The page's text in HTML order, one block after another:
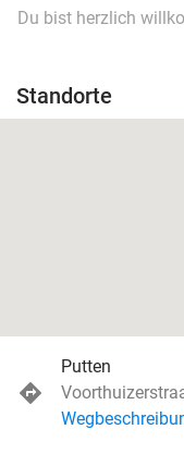
Du bist herzlich
Standorte
Putten